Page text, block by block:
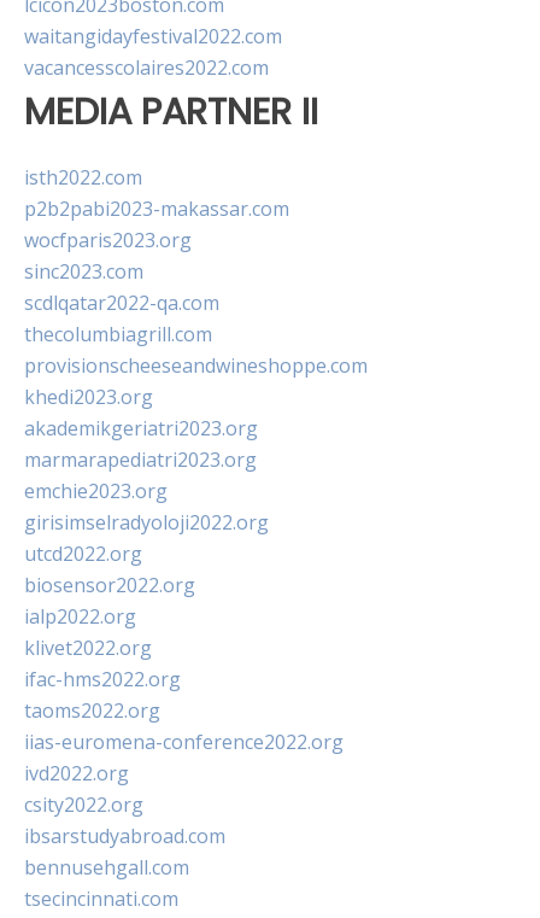
waitangidayfestival2022.com
vacancesscolaires2022.com
MEDIA PARTNER II
isth2022.com
p2b2pabi2023-makassar.com
wocfparis2023.org
sinc2023.com
scdlqatar2022-qa.com
thecolumbiagrill.com
provisionscheeseandwineshoppe.com
khedi2023.org
akademikgeriatri2023.org
marmarapediatri2023.org
emchie2023.org
girisimselradyoloji2022.org
utcd2022.org
biosensor2022.org
ialp2022.org
klivet2022.org
ifac-hms2022.org
taoms2022.org
iias-euromena-conference2022.org
ivd2022.org
csity2022.org
ibsarstudyabroad.com
bennusehgall.com
tsecincinnati.com